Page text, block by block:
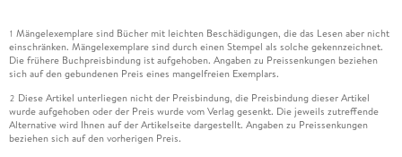
1 Mängelexemplare sind Bücher mit leichten Beschädigungen, die das Lesen aber nicht
einschränken. Mängelexemplare sind durch einen Stempel als solche gekennzeichnet.
Die frühere Buchpreisbindung ist aufgehoben. Angaben zu Preissenkungen beziehen
sich auf den gebundenen Preis eines mangelfreien Exemplars.
2 Diese Artikel unterliegen nicht der Preisbindung, die Preisbindung dieser Artikel
wurde aufgehoben oder der Preis wurde vom Verlag gesenkt. Die jeweils zutreffende
Alternative wird Ihnen auf der Artikelseite dargestellt. Angaben zu Preissenkungen
beziehen sich auf den vorherigen Preis.